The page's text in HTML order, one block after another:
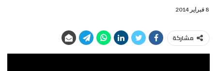
8 فبراير 2014
مشاركة